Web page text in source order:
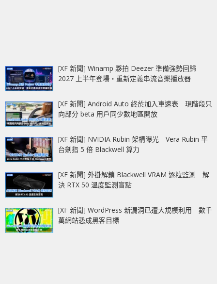
[XF 新聞] Winamp 夥拍 Deezer 準備強勢回歸
2027 上半年登場‧重新定義串流音樂播放器
[XF 新聞] Android Auto 終於加入車速表 現階段只
向部分 beta 用戶同少數地區開放
[XF 新聞] NVIDIA Rubin 架構曝光 Vera Rubin 平
台劍指 5 倍 Blackwell 算力
[XF 新聞] 外掛解鎖 Blackwell VRAM 逐粒監測 解
決 RTX 50 溫度監測盲點
[XF 新聞] WordPress 新漏洞已遭大規模利用 數千
萬網站恐成黑客目標